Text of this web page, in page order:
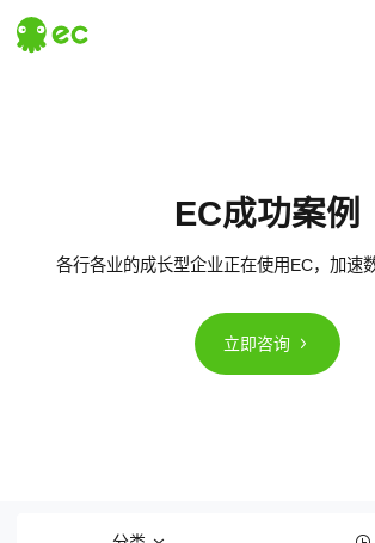
热门搜索 # 汇营销 # 易
EC成功案例
各行各业的成长型企业正在使用EC，加速
立即咨询